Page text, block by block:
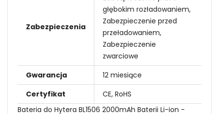
Zabezpieczenia
głębokim rozładowaniem,
Zabezpieczenie przed
przeładowaniem,
Zabezpieczenie
zwarciowe
Gwarancja
12 miesiące
Certyfikat
CE, RoHS
Bateria do Hytera BL1506 2000mAh Baterii Li-ion -